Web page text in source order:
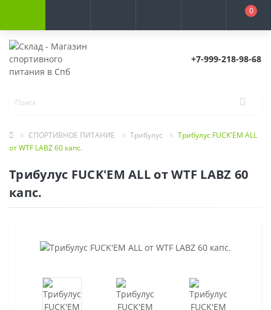
0
+7-999-218-98-68
СПОРТИВНОЕ ПИТАНИЕ Трибулус
Трибулус FUCK'EM ALL
от WTF LABZ 60 капс.
Трибулус FUCK'EM ALL от WTF LABZ 60
капс.